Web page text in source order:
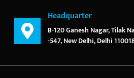
Headquarter
B-120 Ganesh Nagar, Tilak
-547, New Delhi, Delhi